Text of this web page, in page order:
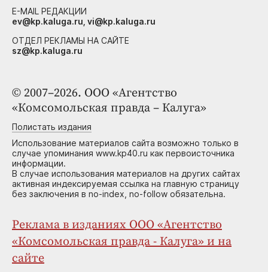
© 2007–2026. ООО «Агентство
«Комсомольская правда – Калуга»
Полистать издания
Использование материалов сайта возможно только в
случае упоминания www.kp40.ru как первоисточника
информации.
В случае использования материалов на других сайтах
активная индексируемая ссылка на главную страницу
без заключения в no-index, no-follow обязательна.
Реклама в изданиях ООО «Агентство
«Комсомольская правда - Калуга» и на
сайте
E-MAIL РЕДАКЦИИ
ev@kp.kaluga.ru, vi@kp.kaluga.ru
ОТДЕЛ РЕКЛАМЫ НА САЙТЕ
sz@kp.kaluga.ru